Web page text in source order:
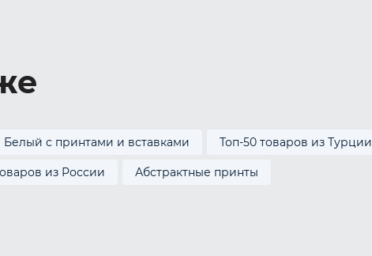
Белый с принтами и вставками Топ-50 товаров из Турции
из России Абстрактные принты